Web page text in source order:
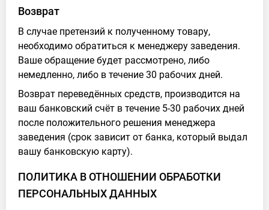
Возврат
В случае претензий к полученному товару,
необходимо обратиться к менеджеру заведения.
Ваше обращение будет рассмотрено, либо
немедленно, либо в течение 30 рабочих дней.
Возврат переведённых средств, производится на
ваш банковский счёт в течение 5-30 рабочих дней
после положительного решения менеджера
заведения (срок зависит от банка, который выдал
вашу банковскую карту).
ПОЛИТИКА В ОТНОШЕНИИ ОБРАБОТКИ
ПЕРСОНАЛЬНЫХ ДАННЫХ